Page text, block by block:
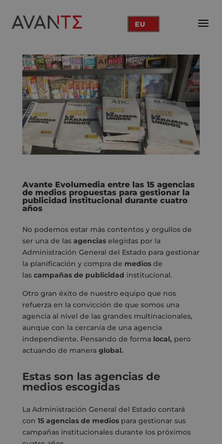
EU
Avante Evolumedia entre las 15 agencias
de medios propuestas para gestionar la
publicidad institucional durante cuatro
años
No podemos estar más contentos y orgullos de
ser una de las agenciaselegidas por la
Administración General del Estado para gestionar
la planificación y compra de mediosde
las campañasde publicidad institucional.
Otro gran éxito de nuestro equipo que nos
refuerza en la convicción de que somos una
agencia al nivel de las grandes multinacionales,
aunque con la cercanía de una agencia
independiente. Pensando de forma local, pero
actuando de manera global.
Estas son las agencias de
medios escogidas
La Administración General del Estado contará
con 15 agencias de mediospara gestionar sus
campañas institucionales durante los próximos